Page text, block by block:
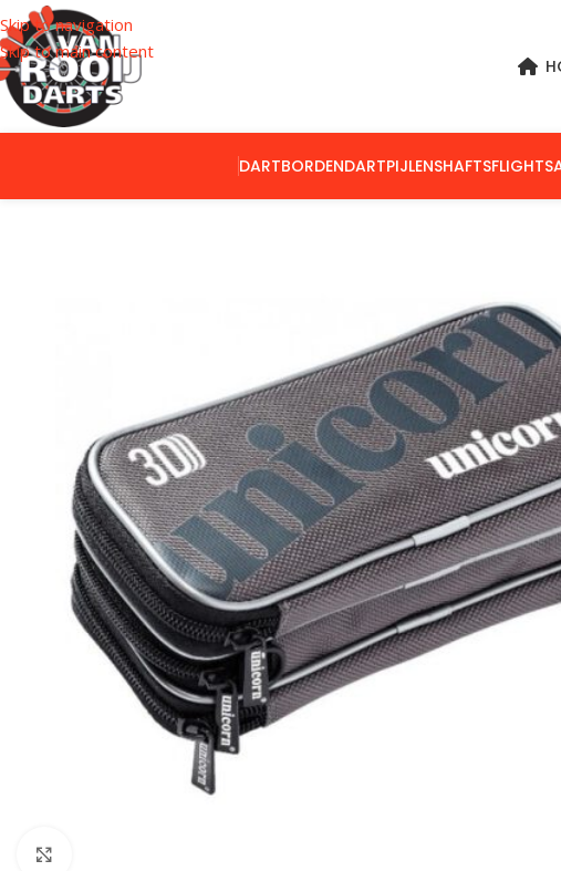
Skip to navigation
Skip to main content
DARTBORDENDARTPIJLENSHAFTSFLIGHTS